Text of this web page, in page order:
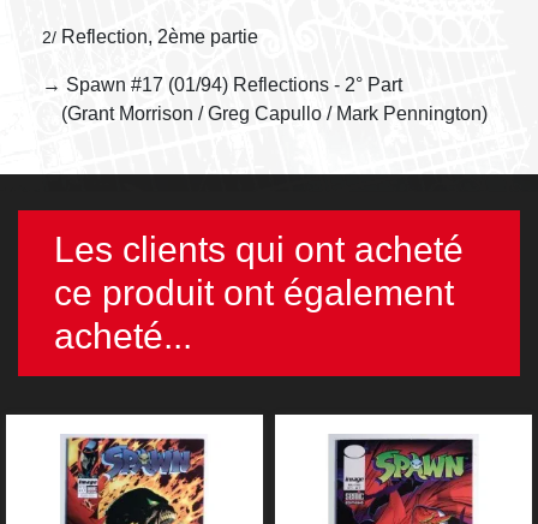
2/ Reflection, 2ème partie
→ Spawn #17 (01/94) Reflections - 2° Part
(Grant Morrison / Greg Capullo / Mark Pennington)
Les clients qui ont acheté
ce produit ont également
acheté...